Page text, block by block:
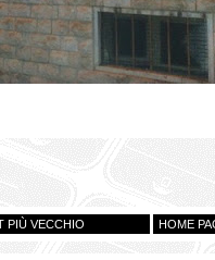
PIÙ VECCHIO HOME